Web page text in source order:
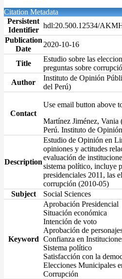
Citation Metadata
Persistent
Identifier
hdl:20.500.12534/
Publication
Date
2020-10-16
Title
Estudio sobre las
preguntas sobre
Author
Instituto de Opinión
del Perú)
Contact
Use email button above
Martínez Jiménez,
Perú. Instituto de
Description
Estudio de Opinión en
opiniones y actitudes
evaluación de
sistema político, incluye
presidenciales 2011, las
corrupción (2010-05)
Subject
Social Sciences
Keyword
Aprobación Presidencial
Situación económica
Intención de voto
Aprobación de
Confianza en
Sistema político
Satisfacción con la
Elecciones Municipales
Corrupción